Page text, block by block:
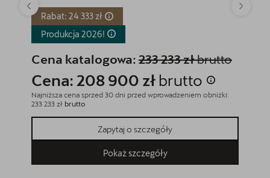
Rabat: 24 333 zł
Produkcja 2026!
Cena katalogowa: 233 233 złbrutto
Cena: 208 900 zł brutto
Najniższa cena sprzed 30 dni przed wprowadzeniem obniżki:
233 233 zł brutto
Zapytaj o szczegóły
Pokaż szczegóły